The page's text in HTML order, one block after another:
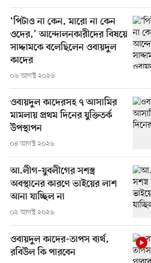
‘পিটাও না কেন, মারো না কেন
ওদের,’ আন্দোলনকারীদের বিষয়ে
সাদ্দামকে বলেছিলেন ওবায়দুল
কাদের
০৬ আগস্ট ২০২৬
ওবায়দুল কাদেরসহ ৭ আসামির
মামলায় প্রথম দিনের যুক্তিতর্ক
উপস্থাপন
০৪ আগস্ট ২০২৬
আ.লীগ–যুবলীগের সশস্ত্র
অবস্থানের কারণে ভাইয়ের লাশ
আনা যাচ্ছিল না
০২ আগস্ট ২০২৬
ওবায়দুল কাদের-তাপস ব্যর্থ,
রবিউল কি পারবেন